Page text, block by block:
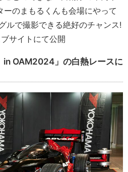
のまもるくんも会場にやって
ルで撮影できる絶好のチャンス!
サイトにて公開
in OAM2024」の白熱レースに